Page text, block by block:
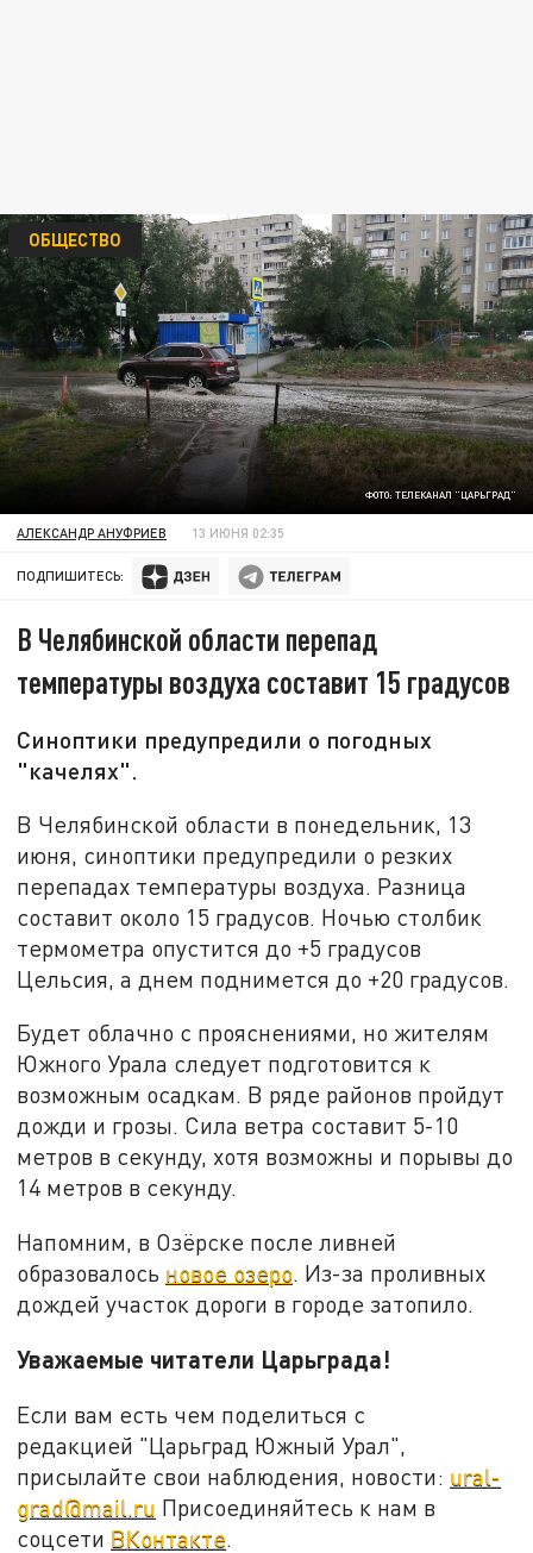
ФОТО: ТЕЛЕКАНАЛ "ЦАРЬГРАД"
ОБЩЕСТВО
АЛЕКСАНДР АНУФРИЕВ 13 ИЮНЯ 02:35
ПОДПИШИТЕСЬ:
В Челябинской области перепад
температуры воздуха составит 15 градусов
Синоптики предупредили о погодных
"качелях".
В Челябинской области в понедельник, 13
июня, синоптики предупредили о резких
перепадах температуры воздуха. Разница
составит около 15 градусов. Ночью столбик
термометра опустится до +5 градусов
Цельсия, а днем поднимется до +20 градусов.
Будет облачно с прояснениями, но жителям
Южного Урала следует подготовится к
возможным осадкам. В ряде районов пройдут
дожди и грозы. Сила ветра составит 5-10
метров в секунду, хотя возможны и порывы до
14 метров в секунду.
Напомним, в Озёрске после ливней
образовалось новое озеро. Из-за проливных
дождей участок дороги в городе затопило.
Уважаемые читатели Царьграда!
Если вам есть чем поделиться с
редакцией "Царьград Южный Урал",
присылайте свои наблюдения, новости: ural-
grad@mail.ru Присоединяйтесь к нам в
соцсети ВКонтакте